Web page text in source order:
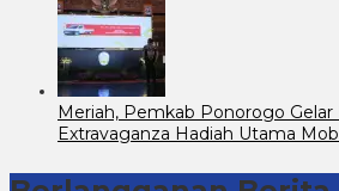
Meriah, Pemkab Ponorogo Gelar
Extravaganza Hadiah Utama